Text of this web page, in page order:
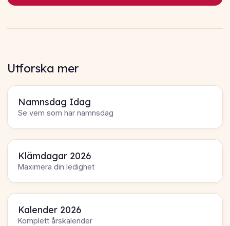
Utforska mer
Namnsdag Idag
Se vem som har namnsdag
Klämdagar 2026
Maximera din ledighet
Kalender 2026
Komplett årskalender